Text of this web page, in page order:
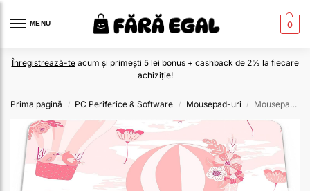
MENU 0
Înregistrează-teacum și primești 5 lei bonus + cashback de 2% la fiecare
achiziție!
Prima pagină / PC Periferice & Software / Mousepad-uri / Mousepad 22×18 Cm